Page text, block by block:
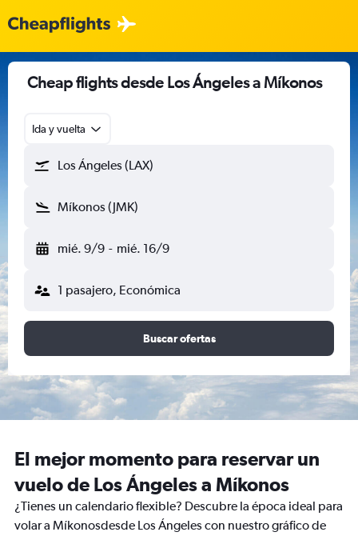
Cheap flights desde Los Ángeles a Míkonos
Ida y vuelta
Los Ángeles (LAX)
Míkonos (JMK)
mié. 9/9 - mié. 16/9
1 pasajero, Económica
Buscar ofertas
El mejor momento para reservar un
vuelo de Los Ángeles a Míkonos
¿Tienes un calendario flexible? Descubre la época ideal para
volar a Míkonosdesde Los Ángeles con nuestro gráfico de